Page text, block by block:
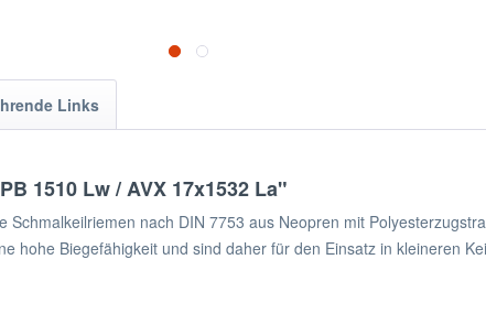
Links
1510 Lw / AVX 17x1532 La"
Schmalkeilriemen nach DIN 7753 aus Neopren mit
hohe Biegefähigkeit und sind daher für den Einsatz in kleineren